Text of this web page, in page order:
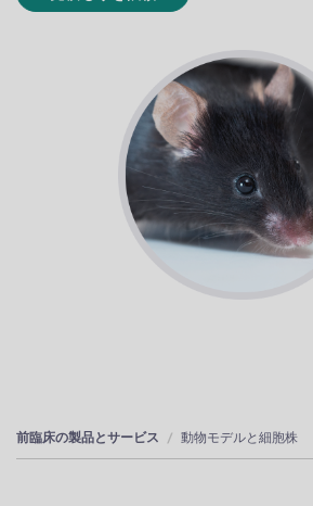
前臨床の製品とサービス 動物モデルと細胞株